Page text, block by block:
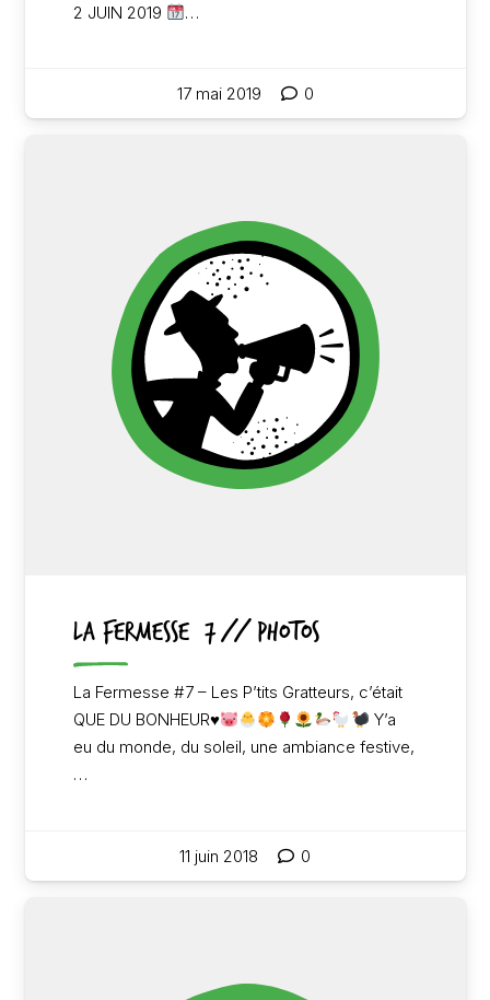
2 JUIN 2019
…
17 mai 2019 0
LA FERMESSE #7 // PHOTOS
La Fermesse #7 – Les P’tits Gratteurs, c’était
QUE DU BONHEUR♥
Y’a
eu du monde, du soleil, une ambiance festive,
…
11 juin 2018 0